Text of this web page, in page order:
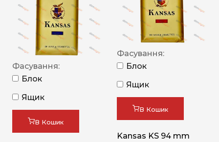
Фасування:
Блок
Ящик
В Кошик
Фасування:
Блок
Ящик
В Кошик
Kansas KS 94 mm